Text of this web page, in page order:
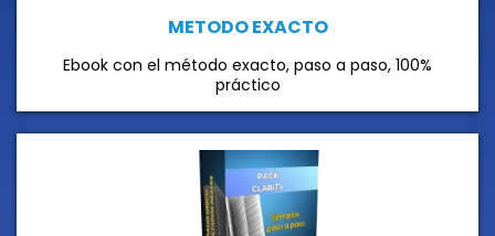
METODO EXACTO
Ebook con el método exacto, paso a paso, 100%
práctico